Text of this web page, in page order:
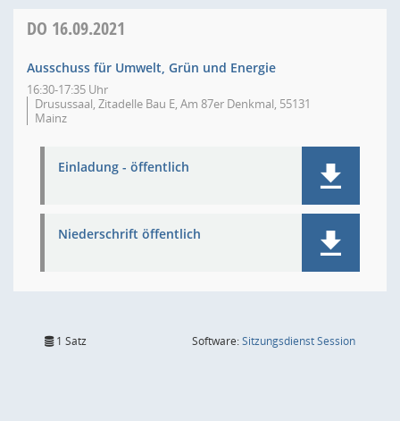
DO 16.09.2021
Ausschuss für Umwelt, Grün und Energie
16:30-17:35 Uhr
Drusussaal, Zitadelle Bau E, Am 87er Denkmal, 55131
Mainz
Einladung - öffentlich
Niederschrift öffentlich
1 Satz Software:SitzungsdienstSession(Wird in